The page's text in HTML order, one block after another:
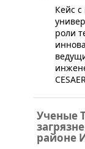
​Кейс с
роли
Ученые
районе